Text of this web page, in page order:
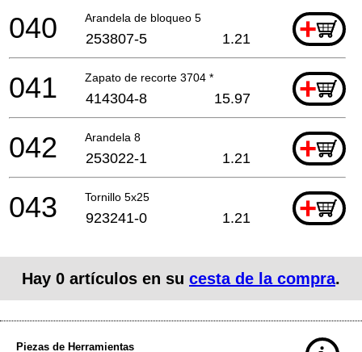
Arandela de bloqueo 5 +
040 253807-5 1.21
Zapato de recorte 3704 * +
041 414304-8 15.97
Arandela 8 +
042 253022-1 1.21
Tornillo 5x25 +
043 923241-0 1.21
Hay 0 artículos en su cesta de la compra.
Piezas de Herramientas